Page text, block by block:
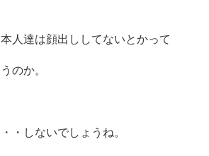
人達は顔出ししてないとかって
のか。
・しないでしょうね。